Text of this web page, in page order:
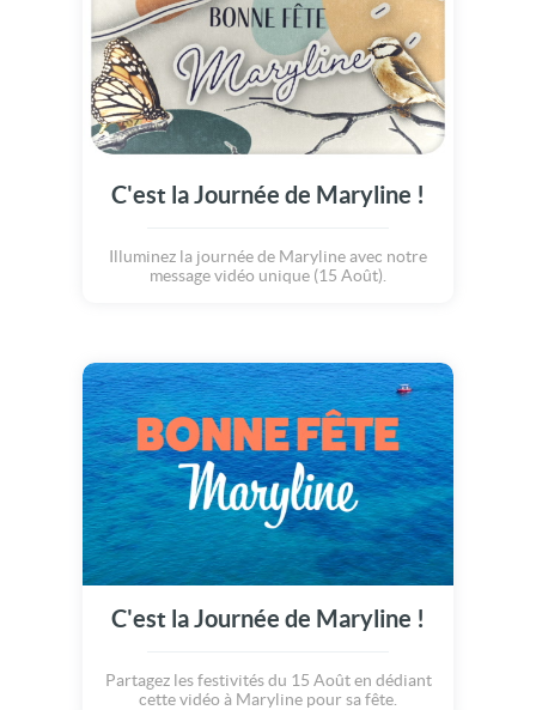
C'est la Journée de Maryline !
Illuminez la journée de Maryline avec notre
message vidéo unique (15 Août).
C'est la Journée de Maryline !
Partagez les festivités du 15 Août en dédiant
cette vidéo à Maryline pour sa fête.